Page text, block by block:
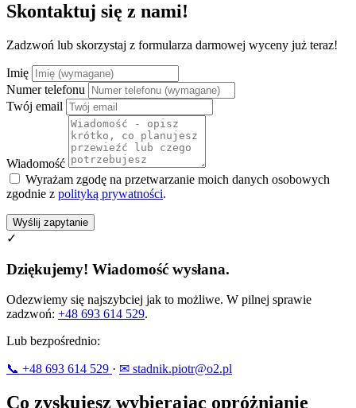
Skontaktuj się z nami!
Zadzwoń lub skorzystaj z formularza darmowej wyceny już teraz!
Imię
Numer telefonu
Twój email
Wiadomość
Wyrażam zgodę na przetwarzanie moich danych osobowych
zgodnie z polityką prywatności.
Wyślij zapytanie
✓
Dziękujemy! Wiadomość wysłana.
Odezwiemy się najszybciej jak to możliwe. W pilnej sprawie
zadzwoń: +48 693 614 529.
Lub bezpośrednio:
📞 +48 693 614 529 · ✉ stadnik.piotr@o2.pl
Co zyskujesz wybierając opróżnianie